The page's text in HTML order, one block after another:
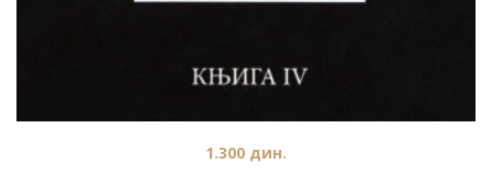
1.300 дин.